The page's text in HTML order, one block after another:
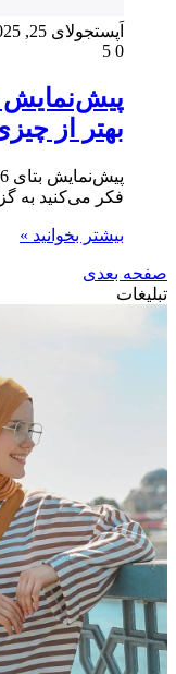
اَپستجولای 25, 2025
0
بهتر از
فکر می‌کنید به
بیشتر بخوانید »
صفحه بعدی
تبلیغات